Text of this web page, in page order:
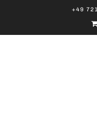
+49